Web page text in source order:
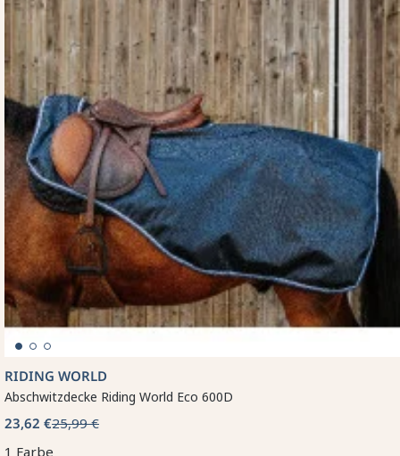
RIDING WORLD
Abschwitzdecke Riding World Eco 600D
23,62 €25,99 €
1 Farbe